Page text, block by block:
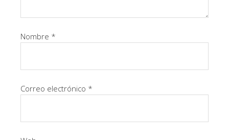
Nombre *
Correo electrónico *